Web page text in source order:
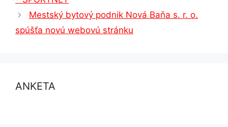
Mestský bytový podnik Nová Baňa s. r. o.
spúšťa novú webovú stránku
ANKETA